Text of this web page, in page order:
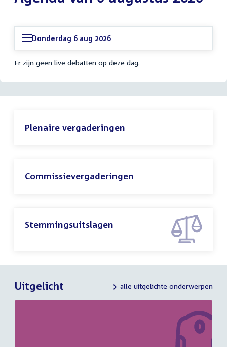
Donderdag 6 aug 2026
Er zijn geen live debatten op deze dag.
Plenaire vergaderingen
Commissievergaderingen
Stemmingsuitslagen
Uitgelicht alle uitgelichte onderwerpen